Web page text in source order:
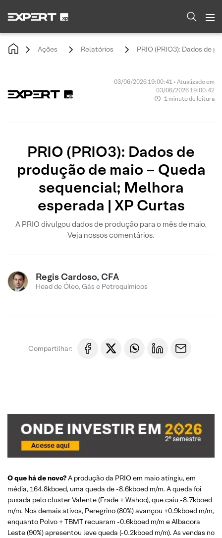
Ações Relatórios PRIO (PRIO3): Dados de
03/06/2026 19:00:41 • Atualizado em
03/06/2026 19:00:42
1 minuto de leitura
PRIO (PRIO3): Dados de
produção de maio – Queda
sequencial; Melhora
esperada | XP Curtas
A PRIO divulgou dados de produção para o mês de maio.
Veja nossos comentários.
Regis Cardoso, CFA
Head de Óleo, Gás e Petroquímicos
Compartilhar:
O que há de novo?A produção da PRIO em maio atingiu, em
média, 164.8kboed, uma queda de -8.6kboed m/m. A queda foi
puxada pelo cluster Valente (Frade + Wahoo), que caiu -8.7kboed
m/m. Nos demais ativos, Peregrino (80%) avançou +0.9kboed m/m,
enquanto Polvo + TBMT recuaram -0.6kboed m/m e Albacora
Leste (90%) apresentou leve queda (-0.2kboed m/m). As vendas no